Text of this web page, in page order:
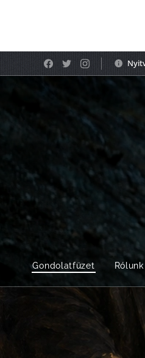
Gondolatfüzet Rólunk